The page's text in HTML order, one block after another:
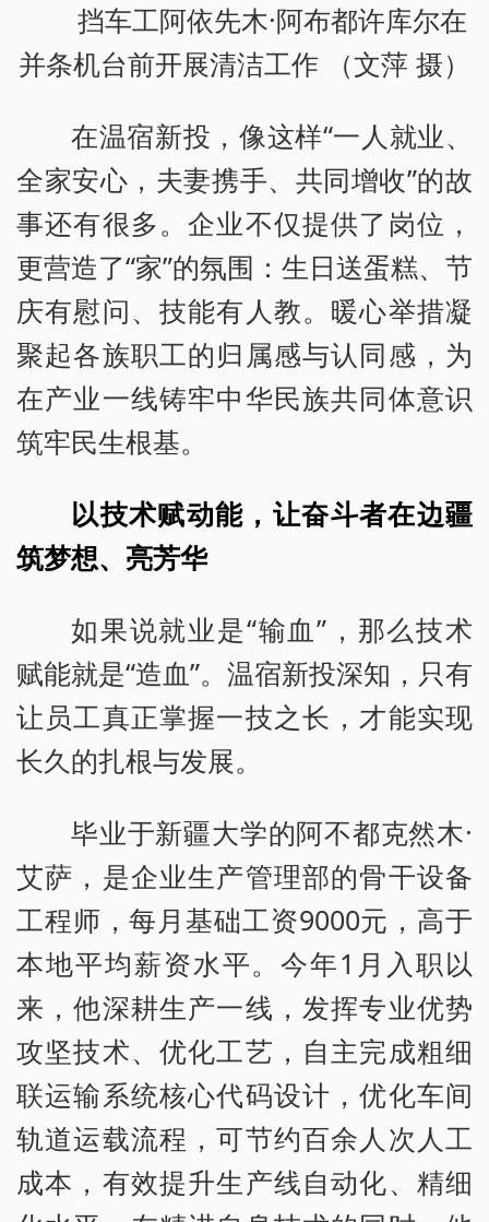
挡车工阿依先木·阿布都许库尔在
并条机台前开展清洁工作 （文萍 摄）
在温宿新投，像这样“一人就业、
全家安心，夫妻携手、共同增收”的故
事还有很多。企业不仅提供了岗位，
更营造了“家”的氛围：生日送蛋糕、节
庆有慰问、技能有人教。暖心举措凝
聚起各族职工的归属感与认同感，为
在产业一线铸牢中华民族共同体意识
筑牢民生根基。
以技术赋动能，让奋斗者在边疆
筑梦想、亮芳华
如果说就业是“输血”，那么技术
赋能就是“造血”。温宿新投深知，只有
让员工真正掌握一技之长，才能实现
长久的扎根与发展。
毕业于新疆大学的阿不都克然木·
艾萨，是企业生产管理部的骨干设备
工程师，每月基础工资9000元，高于
本地平均薪资水平。今年1月入职以
来，他深耕生产一线，发挥专业优势
攻坚技术、优化工艺，自主完成粗细
联运输系统核心代码设计，优化车间
轨道运载流程，可节约百余人次人工
成本，有效提升生产线自动化、精细